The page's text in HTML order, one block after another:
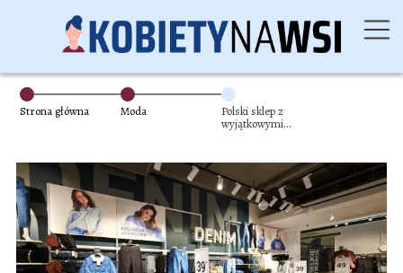
Strona główna Moda
Polski sklep z
wyjątkowymi